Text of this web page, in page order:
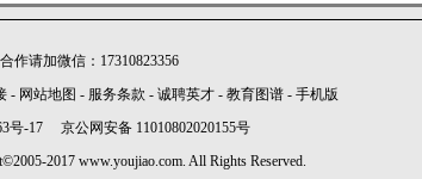
作请加微信：17310823356
- 网站地图 - 服务条款 - 诚聘英才 - 教育图谱 - 手机版
号-17
京公网安备 11010802020155号
2017 www.youjiao.com. All Rights Reserved.